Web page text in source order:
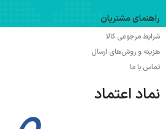
راهنمای مشتریان
شرایط مرجوعی کالا
هزینه و روش‌های ارسال
تماس با ما
نماد اعتماد